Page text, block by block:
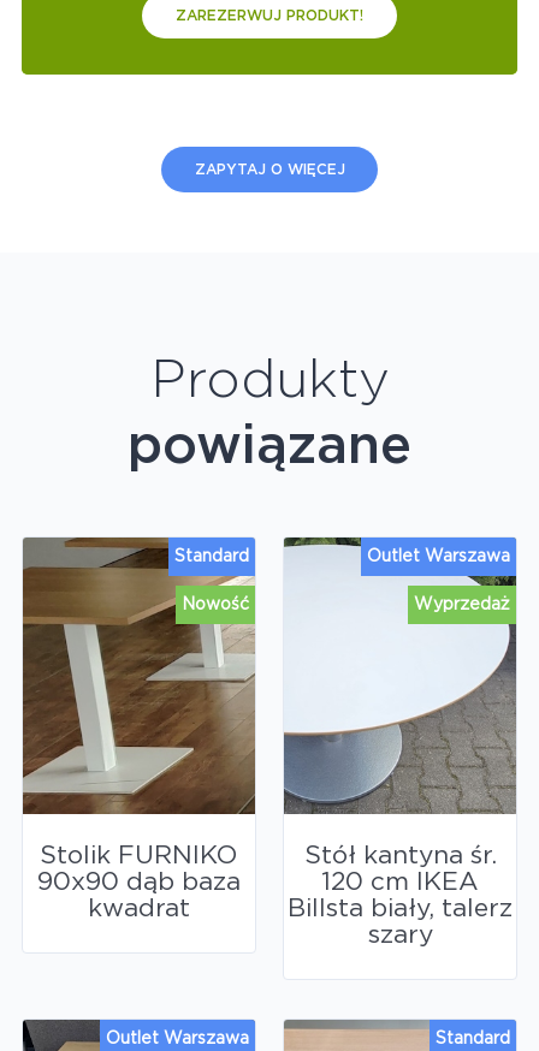
ZAREZERWUJ PRODUKT!
ZAPYTAJ O WIĘCEJ
Produkty
powiązane
Nowość
Standard
Stolik FURNIKO
90x90 dąb baza
kwadrat
Wyprzedaż
Outlet Warszawa
Stół kantyna śr.
120 cm IKEA
Billsta biały, talerz
szary
Outlet Warszawa Standard